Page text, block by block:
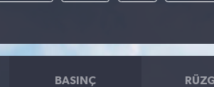
BASINÇ